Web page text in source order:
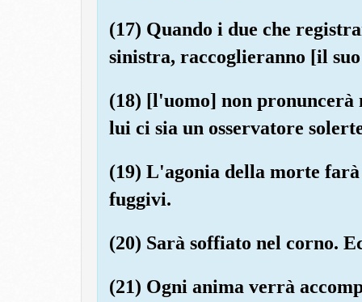
(17) Quando i due che
sinistra, raccoglieranno [il
(18) [l'uomo] non pronuncerà
lui ci sia un osservatore
(19) L'agonia della morte
fuggivi.
(20) Sarà soffiato nel corno.
(21) Ogni anima verrà